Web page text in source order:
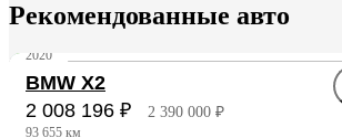
Рекомендованные авто
BMW X2
2020
2 008 196 ₽ 2 390 000 ₽
93 655 км